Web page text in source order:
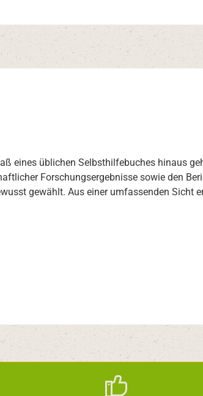
eines üblichen Selbsthilfebuches hinaus
Forschungsergebnisse sowie den
gewählt. Aus einer umfassenden Sicht